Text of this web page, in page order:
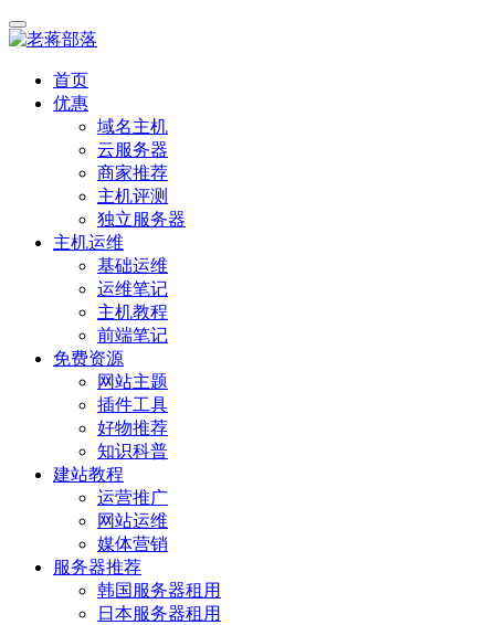
首页
优惠
域名主机
云服务器
商家推荐
主机评测
独立服务器
主机运维
基础运维
运维笔记
主机教程
前端笔记
免费资源
网站主题
插件工具
好物推荐
知识科普
建站教程
运营推广
网站运维
媒体营销
服务器推荐
韩国服务器租用
日本服务器租用